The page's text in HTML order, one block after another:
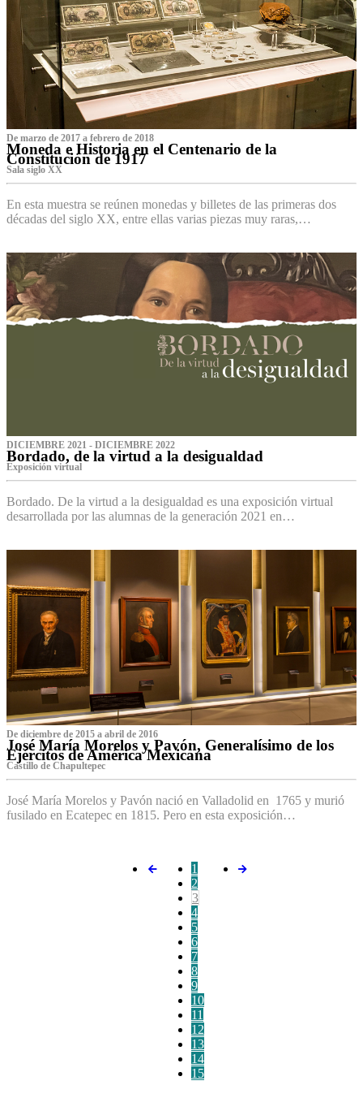
De marzo de 2017 a febrero de 2018
Moneda e Historia en el Centenario de la
Constitución de 1917
Sala siglo XX
En esta muestra se reúnen monedas y billetes de las primeras dos
décadas del siglo XX, entre ellas varias piezas muy raras,…
DICIEMBRE 2021 - DICIEMBRE 2022
Bordado, de la virtud a la desigualdad
Exposición virtual‌
Bordado. De la virtud a la desigualdad es una exposición virtual
desarrollada por las alumnas de la generación 2021 en…
De diciembre de 2015 a abril de 2016
José María Morelos y Pavón, Generalísimo de los
Ejércitos de América Mexicana
C‌astillo de Chapultepec
José María Morelos y Pavón nació en Valladolid en 1765 y murió
fusilado en Ecatepec en 1815. Pero en esta exposición…
1
2
3
4
5
6
7
8
9
10
11
12
13
14
15